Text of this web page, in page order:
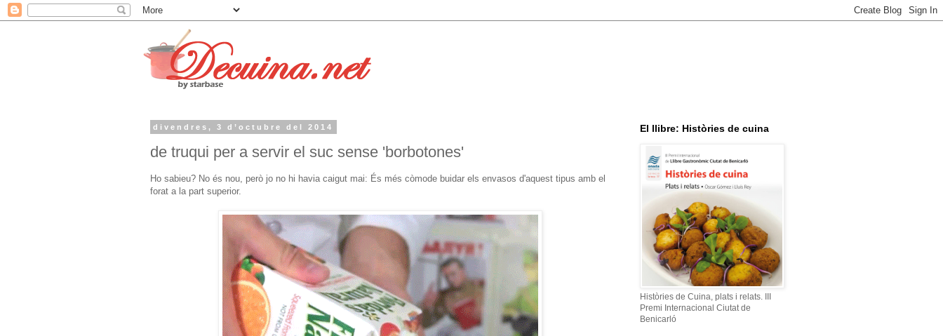
divendres, 3 d’octubre del 2014
de truqui per a servir el suc sense 'borbotones'
Ho sabieu? No és nou, però jo no hi havia caigut mai: És més còmode buidar els envasos d'aquest tipus amb el
forat a la part superior.
El llibre: Històries de cuina
Històries de Cuina, plats i relats. III
Premi Internacional Ciutat de
Benicarló